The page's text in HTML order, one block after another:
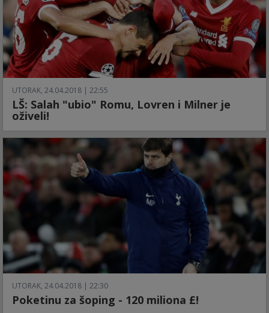
UTORAK, 24.04.2018 | 22:55
LŠ: Salah "ubio" Romu, Lovren i Milner je
oživeli!
UTORAK, 24.04.2018 | 22:30
Poketinu za šoping - 120 miliona £!